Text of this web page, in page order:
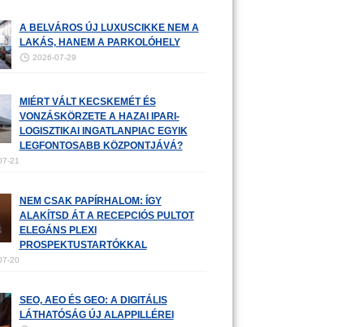
A BELVÁROS ÚJ LUXUSCIKKE NEM A
LAKÁS, HANEM A PARKOLÓHELY
2026-07-29
MIÉRT VÁLT KECSKEMÉT ÉS
VONZÁSKÖRZETE A HAZAI IPARI-
LOGISZTIKAI INGATLANPIAC EGYIK
LEGFONTOSABB KÖZPONTJÁVÁ?
21
NEM CSAK PAPÍRHALOM: ÍGY
ALAKÍTSD ÁT A RECEPCIÓS PULTOT
ELEGÁNS PLEXI
PROSPEKTUSTARTÓKKAL
20
SEO, AEO ÉS GEO: A DIGITÁLIS
LÁTHATÓSÁG ÚJ ALAPPILLÉREI